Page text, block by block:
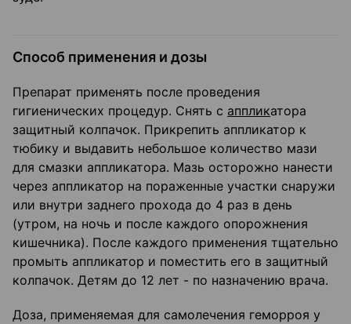
Способ применения и дозы
Препарат применять после проведения
гигиенических процедур. Снять с аппликатора
защитный колпачок. Прикрепить аппликатор к
тюбику и выдавить небольшое количество мази
для смазки аппликатора. Мазь осторожно нанести
через аппликатор на пораженные участки снаружи
или внутри заднего прохода до 4 раз в день
(утром, на ночь и после каждого опорожнения
кишечника). После каждого применения тщательно
промыть аппликатор и поместить его в защитный
колпачок. Детям до 12 лет - по назначению врача.
Доза, применяемая для самолечения геморроя у